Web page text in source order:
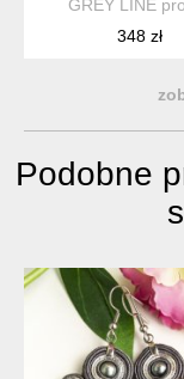
GREY LINE
348 zł
Podobne